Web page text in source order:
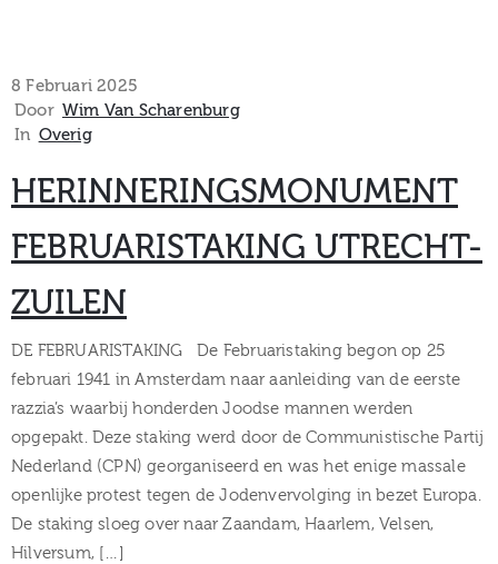
Collectie
8 Februari 2025
Door Wim Van Scharenburg
In Overig
HERINNERINGSMONUMENT
FEBRUARISTAKING UTRECHT-
ZUILEN
DE FEBRUARISTAKING De Februaristaking begon op 25
februari 1941 in Amsterdam naar aanleiding van de eerste
razzia’s waarbij honderden Joodse mannen werden
opgepakt. Deze staking werd door de Communistische Partij
Nederland (CPN) georganiseerd en was het enige massale
openlijke protest tegen de Jodenvervolging in bezet Europa.
De staking sloeg over naar Zaandam, Haarlem, Velsen,
Hilversum, […]